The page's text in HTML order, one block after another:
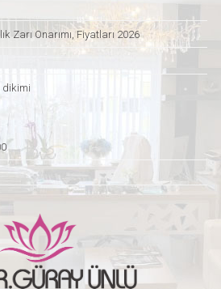
Zarı Onarımı, Fiyatları 2026
dikimi